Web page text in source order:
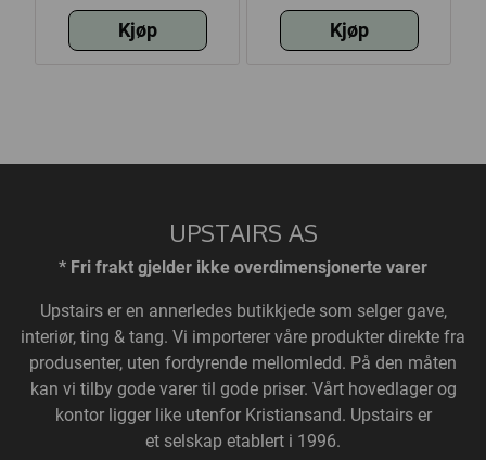
50X65cm
Kjøp Kjøp
UPSTAIRS AS
* Fri frakt gjelder ikke overdimensjonerte varer
Upstairs er en annerledes butikkjede som selger gave,
interiør, ting & tang. Vi importerer våre produkter direkte fra
produsenter, uten fordyrende mellomledd. På den måten
kan vi tilby gode varer til gode priser. Vårt hovedlager og
kontor ligger like utenfor Kristiansand. Upstairs er
et selskap etablert i 1996.